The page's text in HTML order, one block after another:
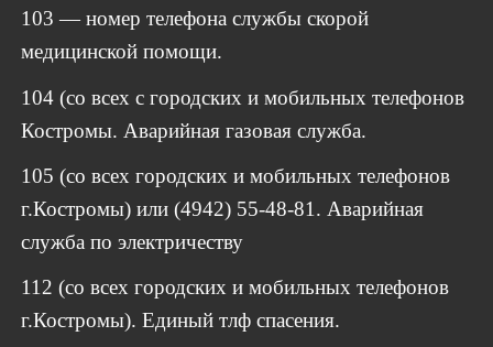
103 — номер телефона службы скорой
медицинской помощи.
104 (со всех с городских и мобильных телефонов
Костромы. Аварийная газовая служба.
105 (со всех городских и мобильных телефонов
г.Костромы) или (4942) 55-48-81. Аварийная
служба по электричеству
112 (со всех городских и мобильных телефонов
г.Костромы). Единый тлф спасения.